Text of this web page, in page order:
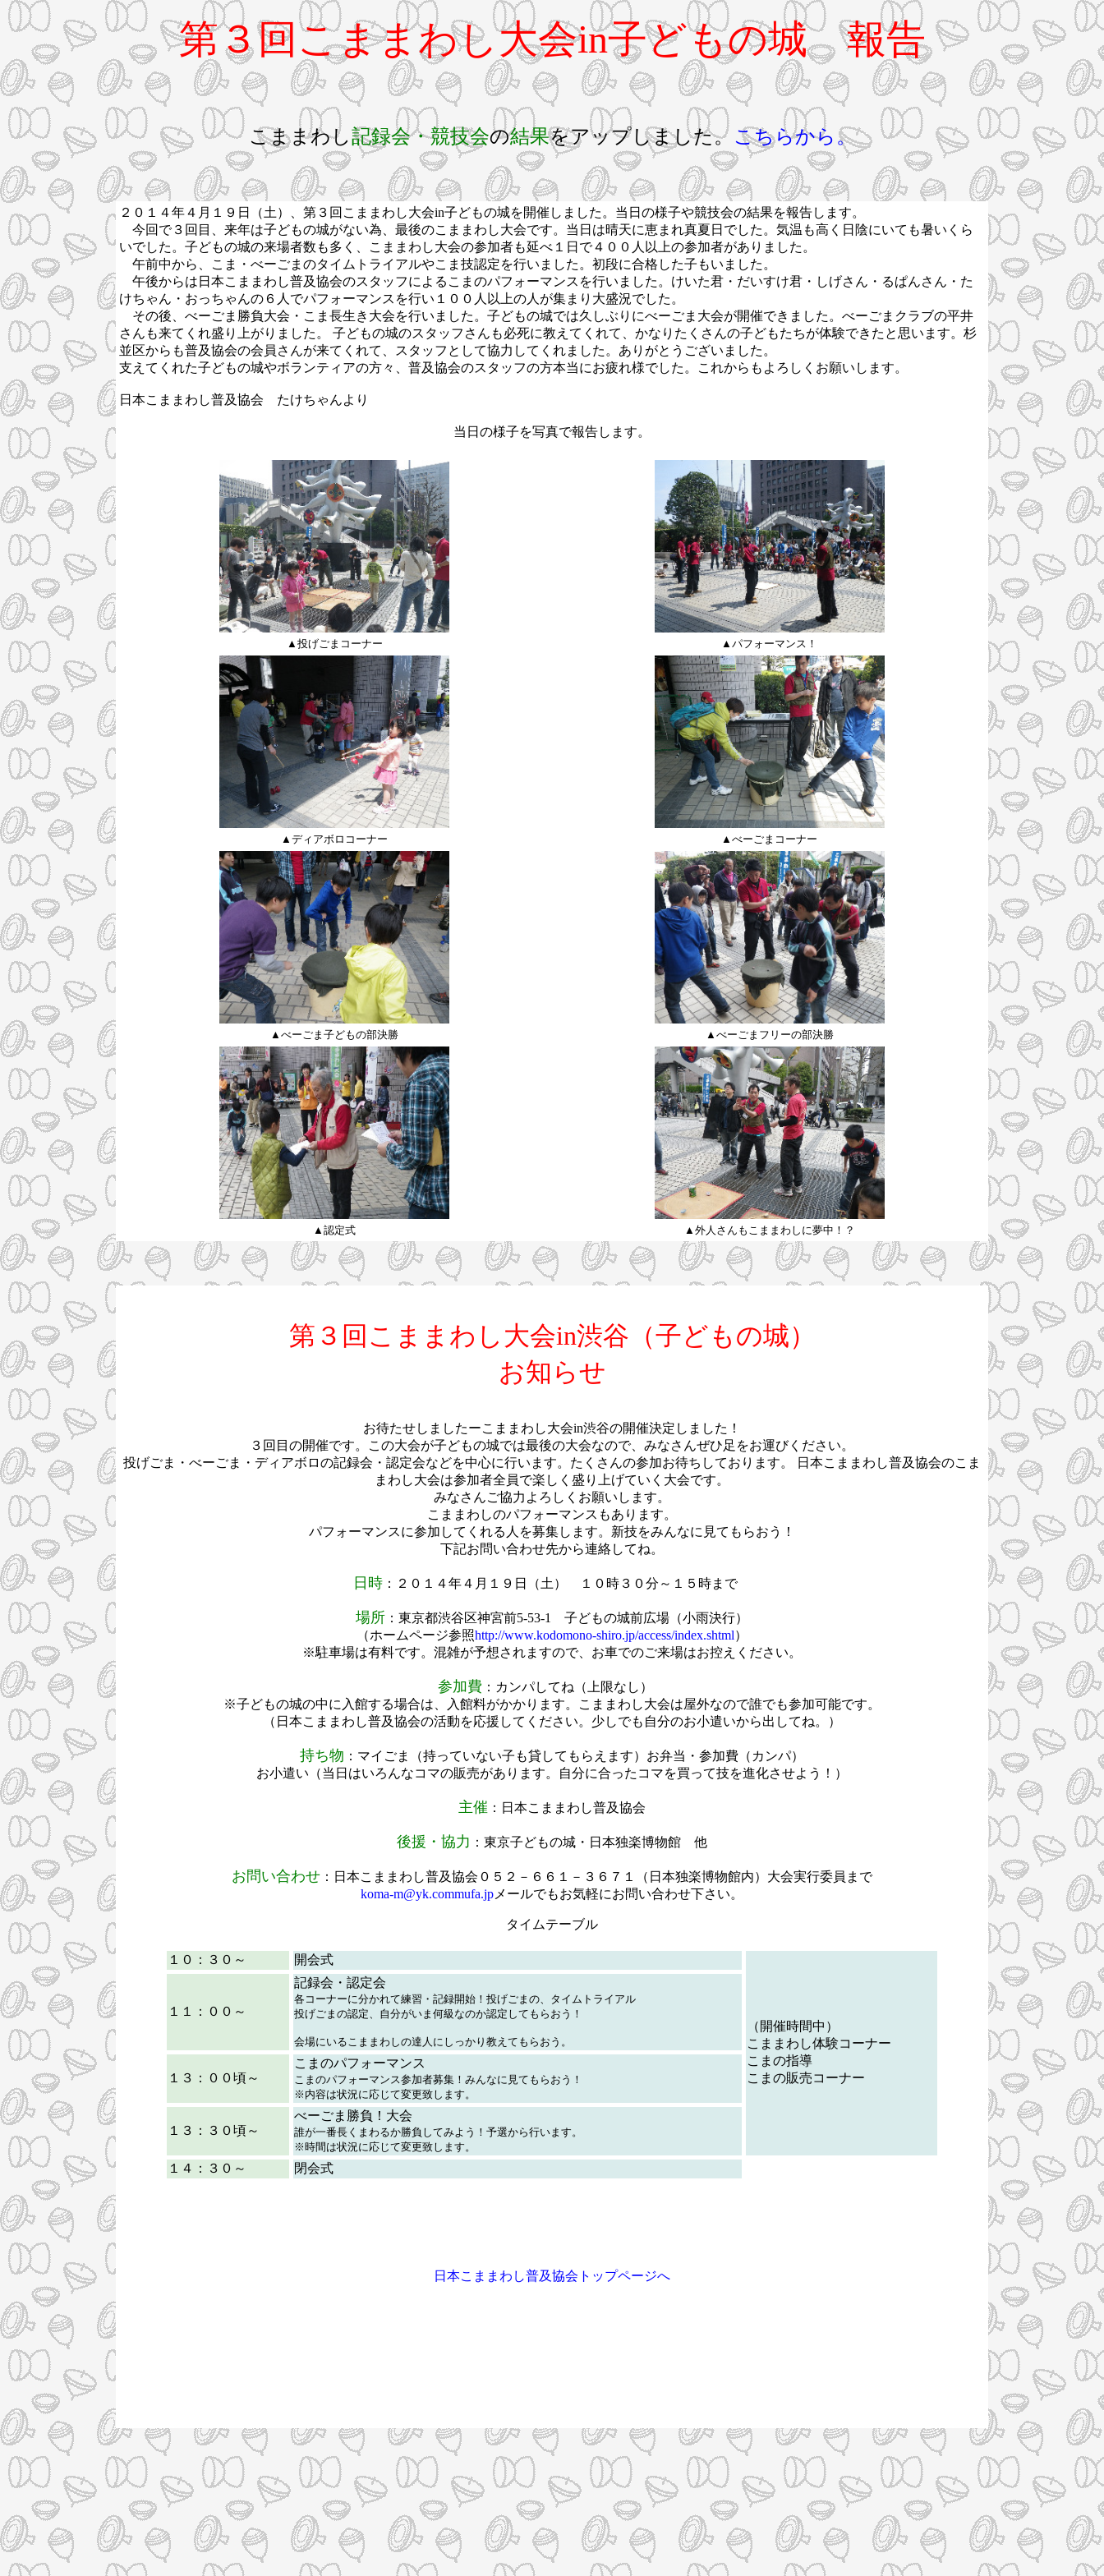
第３回こままわし大会in子どもの城 報告
こままわし記録会・競技会の結果をアップしました。 こちらから。
２０１４年４月１９日（土）、第３回こままわし大会in子どもの城を開催しました。当日の様子や競技会の結果を報告します。
今回で３回目、来年は子どもの城がない為、最後のこままわし大会です。当日は晴天に恵まれ真夏日でした。気温も高く日陰にいても暑いくら
いでした。子どもの城の来場者数も多く、こままわし大会の参加者も延べ１日で４００人以上の参加者がありました。
午前中から、こま・べーごまのタイムトライアルやこま技認定を行いました。初段に合格した子もいました。
午後からは日本こままわし普及協会のスタッフによるこまのパフォーマンスを行いました。けいた君・だいすけ君・しげさん・るぱんさん・た
けちゃん・おっちゃんの６人でパフォーマンスを行い１００人以上の人が集まり大盛況でした。
その後、べーごま勝負大会・こま長生き大会を行いました。子どもの城では久しぶりにべーごま大会が開催できました。べーごまクラブの平井
さんも来てくれ盛り上がりました。 子どもの城のスタッフさんも必死に教えてくれて、かなりたくさんの子どもたちが体験できたと思います。杉
並区からも普及協会の会員さんが来てくれて、スタッフとして協力してくれました。ありがとうございました。
支えてくれた子どもの城やボランティアの方々、普及協会のスタッフの方本当にお疲れ様でした。これからもよろしくお願いします。
日本こままわし普及協会 たけちゃんより
当日の様子を写真で報告します。
▲投げごまコーナー ▲パフォーマンス！
▲ディアボロコーナー ▲べーごまコーナー
▲べーごま子どもの部決勝 ▲べーごまフリーの部決勝
▲認定式 ▲外人さんもこままわしに夢中！？
第３回こままわし大会in渋谷（子どもの城）
お知らせ
お待たせしましたーこままわし大会in渋谷の開催決定しました！
３回目の開催です。この大会が子どもの城では最後の大会なので、みなさんぜひ足をお運びください。
投げごま・べーごま・ディアボロの記録会・認定会などを中心に行います。たくさんの参加お待ちしております。 日本こままわし普及協会のこま
まわし大会は参加者全員で楽しく盛り上げていく大会です。
みなさんご協力よろしくお願いします。
こままわしのパフォーマンスもあります。
パフォーマンスに参加してくれる人を募集します。新技をみんなに見てもらおう！
下記お問い合わせ先から連絡してね。
日時 ：２０１４年４月１９日（土） １０時３０分～１５時まで
場所 ：東京都渋谷区神宮前5-53-1 子どもの城前広場（小雨決行）
（ホームページ参照http://www.kodomono-shiro.jp/access/index.shtml）
※駐車場は有料です。混雑が予想されますので、お車でのご来場はお控えください。
参加費 ：カンパしてね（上限なし）
※子どもの城の中に入館する場合は、入館料がかかります。こままわし大会は屋外なので誰でも参加可能です。
（日本こままわし普及協会の活動を応援してください。少しでも自分のお小遣いから出してね。）
持ち物 ：マイごま（持っていない子も貸してもらえます）お弁当・参加費（カンパ）
お小遣い（当日はいろんなコマの販売があります。自分に合ったコマを買って技を進化させよう！）
主催 ：日本こままわし普及協会
後援・協力 ：東京子どもの城・日本独楽博物館 他
お問い合わせ ：日本こままわし普及協会０５２－６６１－３６７１（日本独楽博物館内）大会実行委員まで
koma-m@yk.commufa.jp メールでもお気軽にお問い合わせ下さい。
タイムテーブル
１０：３０～ 開会式
（開催時間中）
こままわし体験コーナー
こまの指導
こまの販売コーナー
１１：００～
記録会・認定会
各コーナーに分かれて練習・記録開始！投げごまの、タイムトライアル
投げごまの認定、自分がいま何級なのか認定してもらおう！
会場にいるこままわしの達人にしっかり教えてもらおう。
１３：００頃～
こまのパフォーマンス
こまのパフォーマンス参加者募集！みんなに見てもらおう！
※内容は状況に応じて変更致します。
１３：３０頃～
べーごま勝負！大会
誰が一番長くまわるか勝負してみよう！予選から行います。
※時間は状況に応じて変更致します。
１４：３０～ 閉会式
日本こままわし普及協会トップページへ